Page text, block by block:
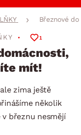
Březnové
1
mít!
zima ještě
několik
březnu nesmějí